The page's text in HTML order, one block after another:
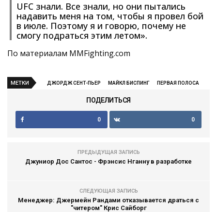
UFC знали. Все знали, но они пытались
надавить меня на том, чтобы я провел бой
в июле. Поэтому я и говорю, почему не
смогу подраться этим летом».
По материалам MMFighting.com
МЕТКИ ДЖОРДЖ СЕНТ-ПЬЕР МАЙКЛ БИСПИНГ ПЕРВАЯ ПОЛОСА
ПОДЕЛИТЬСЯ
0 0
ПРЕДЫДУЩАЯ ЗАПИСЬ
Джуниор Дос Сантос - Фрэнсис Нганну в разработке
СЛЕДУЮЩАЯ ЗАПИСЬ
Менеджер: Джермейн Рандами отказывается драться с
"читером" Крис Сайборг